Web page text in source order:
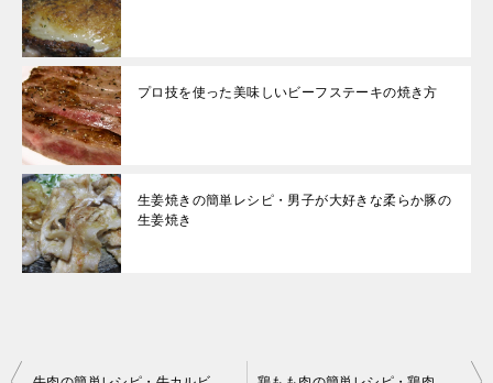
プロ技を使った美味しいビーフステーキの焼き方
生姜焼きの簡単レシピ・男子が大好きな柔らか豚の
生姜焼き
投